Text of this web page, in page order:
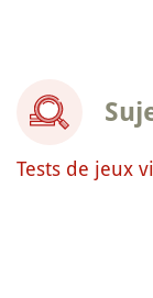
Tests de jeux